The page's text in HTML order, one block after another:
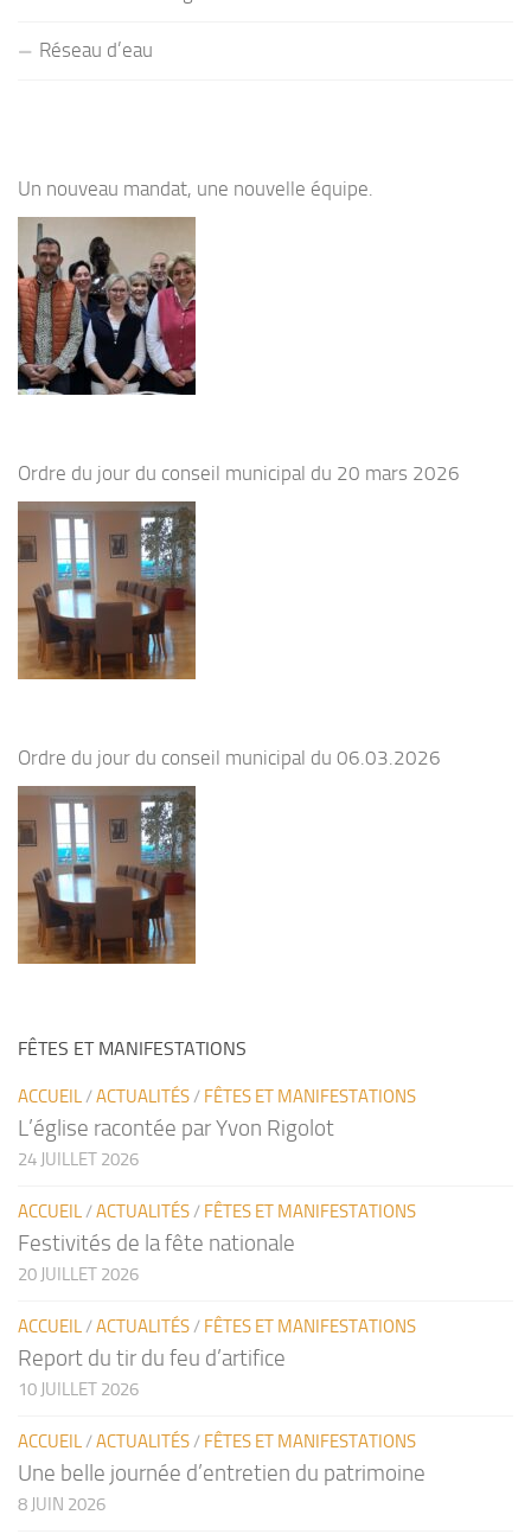
Réseau d’eau
Un nouveau mandat, une nouvelle équipe.
Ordre du jour du conseil municipal du 20 mars 2026
Ordre du jour du conseil municipal du 06.03.2026
FÊTES ET MANIFESTATIONS
ACCUEIL/ACTUALITÉS/ FÊTES ET MANIFESTATIONS
L’église racontée par Yvon Rigolot
24 JUILLET 2026
ACCUEIL/ACTUALITÉS/ FÊTES ET MANIFESTATIONS
Festivités de la fête nationale
20 JUILLET 2026
ACCUEIL/ACTUALITÉS/ FÊTES ET MANIFESTATIONS
Report du tir du feu d’artifice
10 JUILLET 2026
ACCUEIL/ACTUALITÉS/ FÊTES ET MANIFESTATIONS
Une belle journée d’entretien du patrimoine
8 JUIN 2026